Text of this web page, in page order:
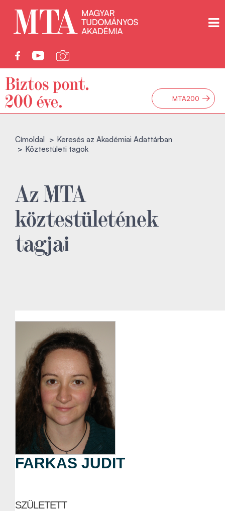
MTA200 →
Címoldal
Keresés az Akadémiai Adattárban
Köztestületi tagok
Az MTA
köztestületének
tagjai
FARKAS JUDIT
SZÜLETETT